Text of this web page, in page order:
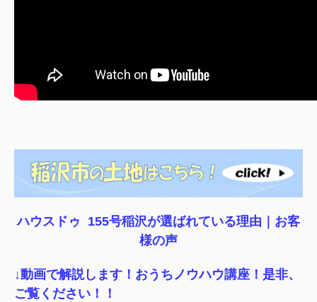
ハウスドゥ 155号稲沢が選ばれている理由｜ お客
様の声
↓動画で解説します！おうちノウハウ講座！是非、
ご覧ください！！